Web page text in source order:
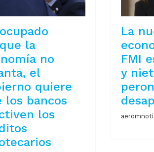
la
no
el
quiere
los bancos
los
La
FMI
y